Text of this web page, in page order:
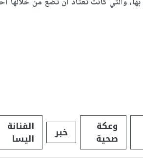
وعكة
صحية خبر الفنانة
اليسا